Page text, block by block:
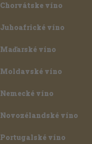
Chorvátske víno
Juhoafrické víno
Maďarské víno
Moldavské víno
Nemecké víno
Novozélandské víno
Portugalské víno